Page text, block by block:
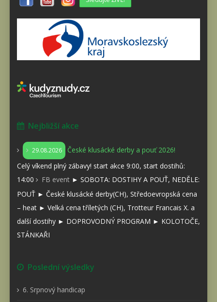
Nejbližší akce
29.08.2026
České klusácké derby a pouť 2026!
Celý víkend plný zábavy! start akce 9:00, start dostihů:
14:00
FB event ► SOBOTA: DOSTIHY A POUŤ, NEDĚLE:
POUŤ ► České klusácké derby(CH), Středoevropská cena
– heat ► Velká cena tříletých (CH), Trotteur Francais X. a
další dostihy ► DOPROVODNÝ PROGRAM ► KOLOTOČE,
STÁNKAŘI
Poslední výsledky
6. Srpnový handicap